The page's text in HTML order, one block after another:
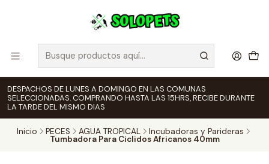
DESPACHOS DE LUNES A DOMINGO EN LAS COMUNAS
SELECCIONADAS. COMPRANDO HASTA LAS 15HRS, RECIBE DURANTE
LA TARDE DEL MISMO DIAS
Inicio PECES AGUA TROPICAL Incubadoras y Parideras
Tumbadora Para Ciclidos Africanos 40mm